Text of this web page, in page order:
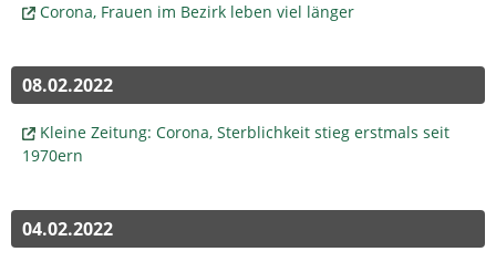
Corona, Frauen im Bezirk leben viel länger
08.02.2022
Kleine Zeitung: Corona, Sterblichkeit stieg erstmals seit
1970ern
04.02.2022